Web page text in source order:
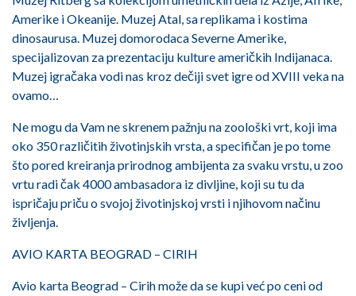
Amerike i Okeanije. Muzej Atal, sa replikama i kostima
dinosaurusa. Muzej domorodaca Severne Amerike,
specijalizovan za prezentaciju kulture američkih Indijanaca.
Muzej igračaka vodi nas kroz dečiji svet igre od XVIII veka na
ovamo…
Ne mogu da Vam ne skrenem pažnju na zoološki vrt, koji ima
oko 350 različitih životinjskih vrsta, a specifičan je po tome
što pored kreiranja prirodnog ambijenta za svaku vrstu, u zoo
vrtu radi čak 4000 ambasadora iz divljine, koji su tu da
ispričaju priču o svojoj životinjskoj vrsti i njihovom načinu
življenja.
AVIO KARTA BEOGRAD – CIRIH
Avio karta Beograd – Cirih može da se kupi već po ceni od